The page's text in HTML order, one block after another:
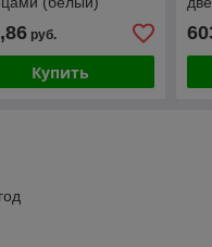
руб.
Купить